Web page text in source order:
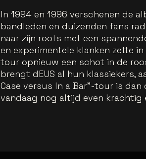
In 1994 en 1996 verschenen de
bandleden en duizenden fans
naar zijn roots met een
en experimentele klanken zette
tour opnieuw een schot in de
brengt dEUS al hun klassiekers,
Case versus In a Bar"-tour is
vandaag nog altijd even krachtig